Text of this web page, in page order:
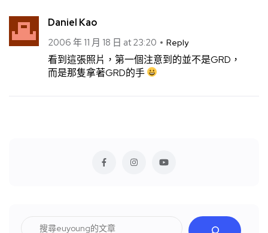
Daniel Kao
2006 年 11 月 18 日 at 23:20 Reply
看到這張照片，第一個注意到的並不是GRD，
而是那隻拿著GRD的手